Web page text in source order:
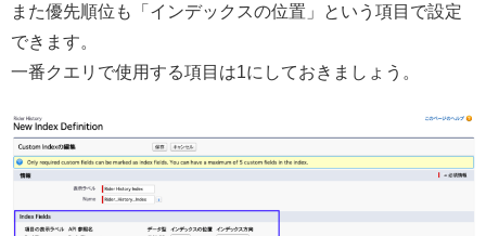
また優先順位も「インデックスの位置」という項目で設定
できます。
一番クエリで使用する項目は1にしておきましょう。